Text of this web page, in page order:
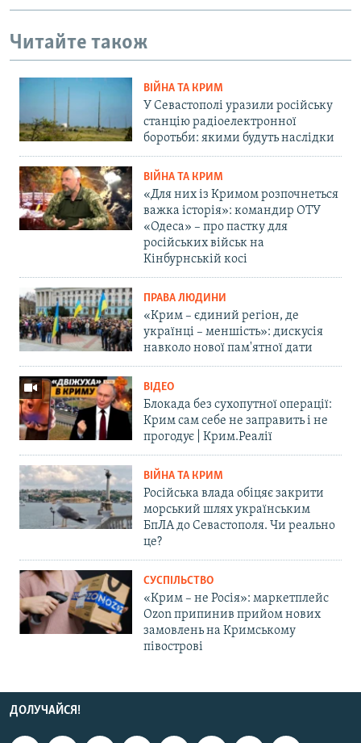
Читайте також
ВІЙНА ТА КРИМ
У Севастополі уразили російську
станцію радіоелектронної
боротьби: якими будуть наслідки
ВІЙНА ТА КРИМ
«Для них із Кримом розпочнеться
важка історія»: командир ОТУ
«Одеса» – про пастку для
російських військ на
Кінбурнській косі
ПРАВА ЛЮДИНИ
«Крим – єдиний регіон, де
українці – меншість»: дискусія
навколо нової пам'ятної дати
ВІДЕО
Блокада без сухопутної операції:
Крим сам себе не заправить і не
прогодує | Крим.Реалії
ВІЙНА ТА КРИМ
Російська влада обіцяє закрити
морський шлях українським
БпЛА до Севастополя. Чи реально
це?
СУСПІЛЬСТВО
«Крим – не Росія»: маркетплейс
Ozon припинив прийом нових
замовлень на Кримському
півострові
ДОЛУЧАЙСЯ!